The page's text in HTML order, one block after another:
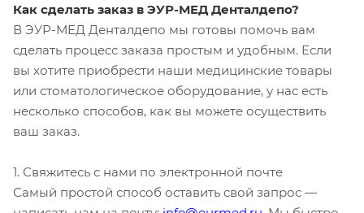
Как сделать заказ в ЭУР-МЕД Денталдепо?
В ЭУР-МЕД Денталдепо мы готовы помочь вам
сделать процесс заказа простым и удобным. Если
вы хотите приобрести наши медицинские товары
или стоматологическое оборудование, у нас есть
несколько способов, как вы можете осуществить
ваш заказ.
1. Свяжитесь с нами по электронной почте
Самый простой способ оставить свой запрос —